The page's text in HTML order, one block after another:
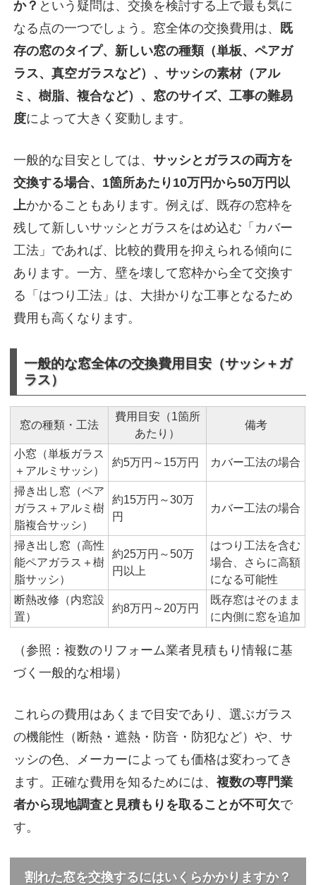
か？ という疑問は、交換を検討する上で最も気に
なる点の一つでしょう。窓全体の交換費用は、
既
存の窓のタイプ、新しい窓の種類（単板、ペアガ
ラス、真空ガラスなど）、サッシの素材（アル
ミ、樹脂、複合など）、窓のサイズ、工事の難易
度によって大きく変動します。
一般的な目安としては、サッシとガラスの両方を
交換する場合、1箇所あたり10万円から50万円以
上かかることもあります。例えば、既存の窓枠を
残して新しいサッシとガラスをはめ込む「カバー
工法」であれば、比較的費用を抑えられる傾向に
あります。一方、壁を壊して窓枠から全て交換す
る「はつり工法」は、大掛かりな工事となるため
費用も高くなります。
一般的な窓全体の交換費用目安（サッシ＋ガ
ラス）
窓の種類・工法
費用目安（1箇所
あたり）
備考
小窓（単板ガラス
＋アルミサッシ）
約5万円～15万円 カバー工法の場合
掃き出し窓（ペア
ガラス＋アルミ樹
脂複合サッシ）
約15万円～30万
円
カバー工法の場合
掃き出し窓（高性
能ペアガラス＋樹
脂サッシ）
約25万円～50万
円以上
はつり工法を含む
場合、さらに高額
になる可能性
断熱改修（内窓設
置）
約8万円～20万円
既存窓はそのまま
に内側に窓を追加
（参照：複数のリフォーム業者見積もり情報に基
づく一般的な相場）
これらの費用はあくまで目安であり、選ぶガラス
の機能性（断熱・遮熱・防音・防犯など）や、サ
ッシの色、メーカーによっても価格は変わってき
ます。正確な費用を知るためには、複数の専門業
者から現地調査と見積もりを取ることが不可欠で
す。
割れた窓を交換するにはいくらかかりますか？